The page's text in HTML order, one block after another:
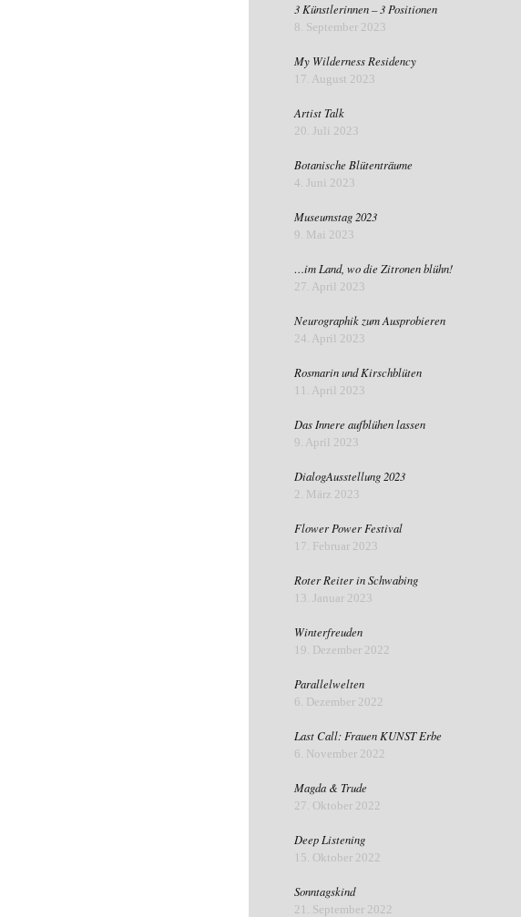
3 Künstlerinnen – 3 Positionen
8. September 2023
My Wilderness Residency
17. August 2023
Artist Talk
20. Juli 2023
Botanische Blütenträume
4. Juni 2023
Museumstag 2023
9. Mai 2023
…im Land, wo die Zitronen blühn!
27. April 2023
Neurographik zum Ausprobieren
24. April 2023
Rosmarin und Kirschblüten
11. April 2023
Das Innere aufblühen lassen
9. April 2023
DialogAusstellung 2023
2. März 2023
Flower Power Festival
17. Februar 2023
Roter Reiter in Schwabing
13. Januar 2023
Winterfreuden
19. Dezember 2022
Parallelwelten
6. Dezember 2022
Last Call: Frauen KUNST Erbe
6. November 2022
Magda & Trude
27. Oktober 2022
Deep Listening
15. Oktober 2022
Sonntagskind
21. September 2022